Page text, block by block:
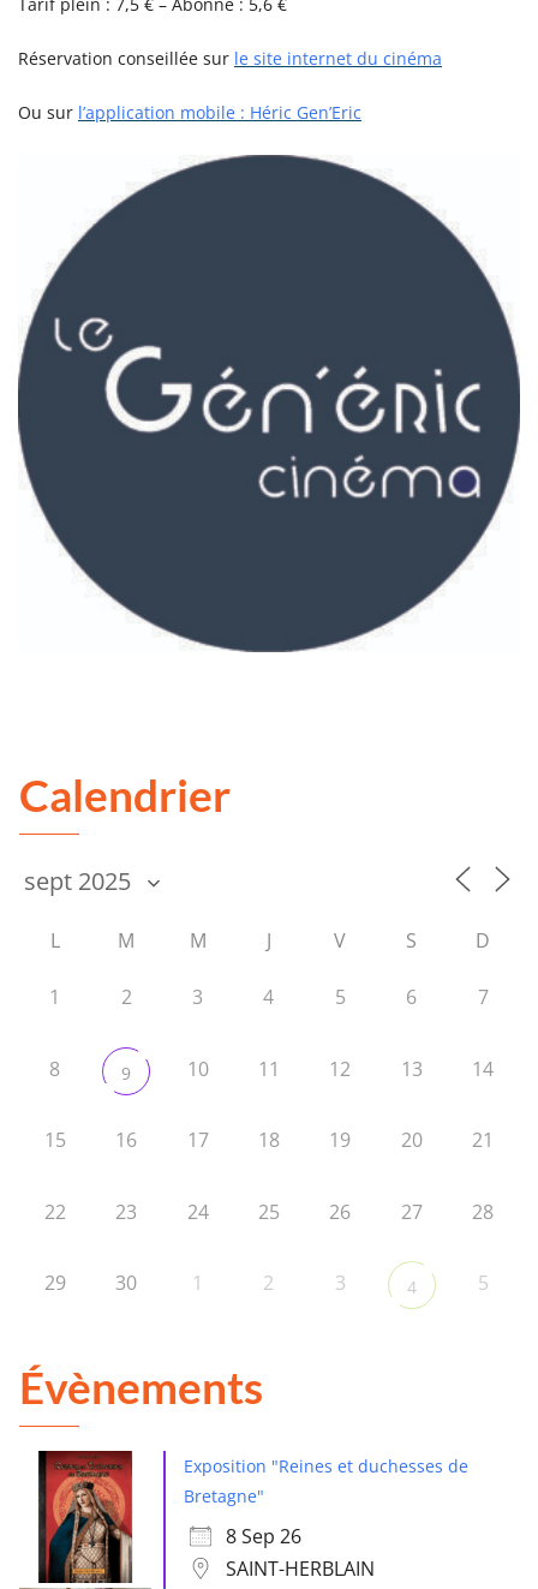
Réservation conseillée sur le site internet du cinéma
Ou sur l’application mobile : Héric Gen’Eric
Calendrier
L M M J V S D
1 2 3 4 5 6 7
8 9 10 11 12 13 14
15 16 17 18 19 20 21
22 23 24 25 26 27 28
29 30 1 2 3 4 5
Évènements
Exposition "Reines et duchesses de
Bretagne"
8 Sep 26
SAINT-HERBLAIN